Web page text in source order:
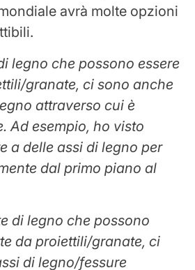
avrà molte opzioni
legno che possono essere
granate, ci sono anche
attraverso cui è
Ad esempio, ho visto
a delle assi di legno per
dal primo piano al
di legno che possono
da proiettili/granate, ci
di legno/fessure